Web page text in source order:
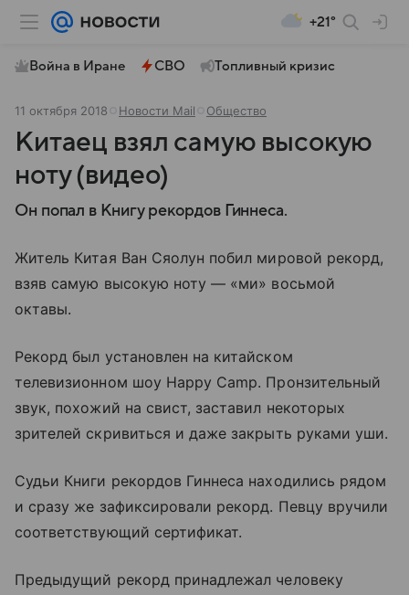
+21°
Война в Иране СВО Топливный кризис
11 октября 2018 Новости Mail Общество
Китаец взял самую высокую
ноту (видео)
Он попал в Книгу рекордов Гиннеса.
Житель Китая Ван Сяолун побил мировой рекорд,
взяв самую высокую ноту — «ми» восьмой
октавы.
Рекорд был установлен на китайском
телевизионном шоу Happy Camp. Пронзительный
звук, похожий на свист, заставил некоторых
зрителей скривиться и даже закрыть руками уши.
Судьи Книги рекордов Гиннеса находились рядом
и сразу же зафиксировали рекорд. Певцу вручили
соответствующий сертификат.
Предыдущий рекорд принадлежал человеку